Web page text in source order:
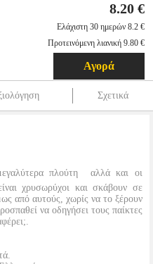
8.20 €
Ελάχιστη 30 ημερών 8.2 €
Προτεινόμενη λιανική 9.80 €
Αγορά
Σχετικά
πλούτη  αλλά και οι
χρυσωρύχοι και σκάβουν σε
από αυτούς, χωρίς να το ξέρουν
να οδηγήσει τους παίκτες